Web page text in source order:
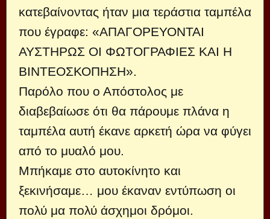
κατεβαίνοντας ήταν μια τεράστια ταμπέλα
που έγραφε: «ΑΠΑΓΟΡΕΥΟΝΤΑΙ
ΑΥΣΤΗΡΩΣ ΟΙ ΦΩΤΟΓΡΑΦΙΕΣ ΚΑΙ Η
ΒΙΝΤΕΟΣΚΟΠΗΣΗ».
Παρόλο που ο Απόστολος με
διαβεβαίωσε ότι θα πάρουμε πλάνα η
ταμπέλα αυτή έκανε αρκετή ώρα να φύγει
από το μυαλό μου.
Μπήκαμε στο αυτοκίνητο και
ξεκινήσαμε… μου έκαναν εντύπωση οι
πολύ μα πολύ άσχημοι δρόμοι.